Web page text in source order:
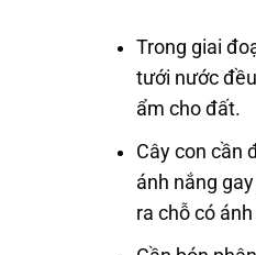
Trong giai
tưới nước
ẩm cho đất.
Cây con cần
ánh nắng
ra chỗ có